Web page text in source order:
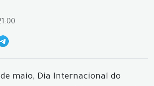
maio, Dia Internacional do